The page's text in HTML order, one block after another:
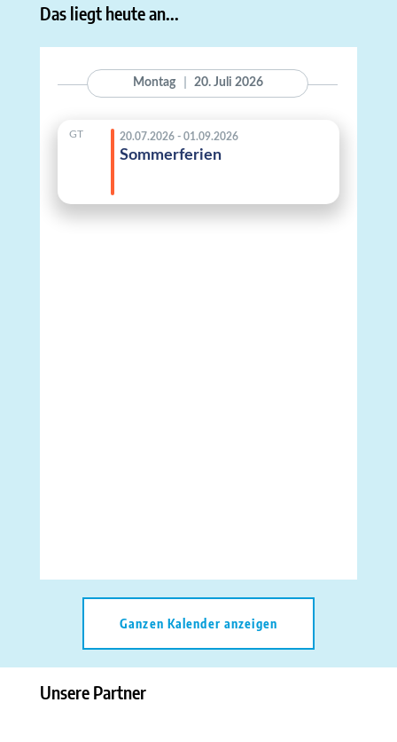
Das liegt heute an...
Ganzen Kalender anzeigen
Unsere Partner